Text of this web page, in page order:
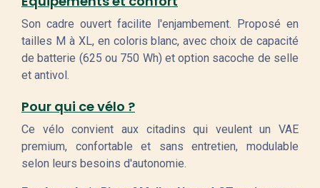
Son cadre ouvert facilite l'enjambement. Proposé en
tailles M à XL, en coloris blanc, avec choix de capacité
de batterie (625 ou 750 Wh) et option sacoche de selle
et antivol.
Pour qui ce vélo ?
Ce vélo convient aux citadins qui veulent un VAE
premium, confortable et sans entretien, modulable
selon leurs besoins d'autonomie.